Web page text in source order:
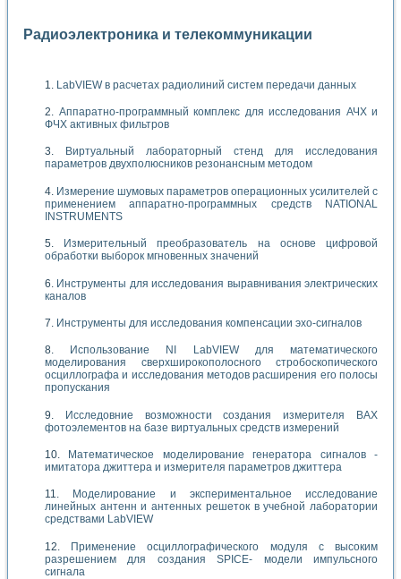
Радиоэлектроника и телекоммуникации
LabVIEW в расчетах радиолиний систем передачи данных
Аппаратно-программный комплекс для исследования АЧХ и
ФЧХ активных фильтров
Виртуальный лабораторный стенд для исследования
параметров двухполюсников резонансным методом
Измерение шумовых параметров операционных усилителей с
применением аппаратно-программных средств NATIONAL
INSTRUMENTS
Измерительный преобразователь на основе цифровой
обработки выборок мгновенных значений
Инструменты для исследования выравнивания электрических
каналов
Инструменты для исследования компенсации эхо-сигналов
Использование NI LabVIEW для математического
моделирования сверхширокополосного стробоскопического
осциллографа и исследования методов расширения его полосы
пропускания
Исследовние возможности создания измерителя ВАХ
фотоэлементов на базе виртуальных средств измерений
Математическое моделирование генератора сигналов -
имитатора джиттера и измерителя параметров джиттера
Моделирование и экспериментальное исследование
линейных антенн и антенных решеток в учебной лаборатории
средствами LabVIEW
Применение осциллографического модуля с высоким
разрешением для создания SPICE- модели импульсного
сигнала